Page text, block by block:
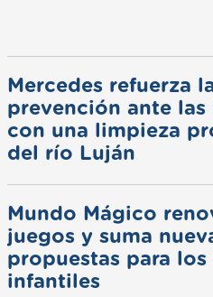
Mercedes refuerza
prevención ante las
con una limpieza
del río Luján
Mundo Mágico
juegos y suma
propuestas para los
infantiles